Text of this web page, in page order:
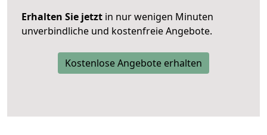
Erhalten Sie jetzt in nur wenigen Minuten
unverbindliche und kostenfreie Angebote.
Kostenlose Angebote erhalten